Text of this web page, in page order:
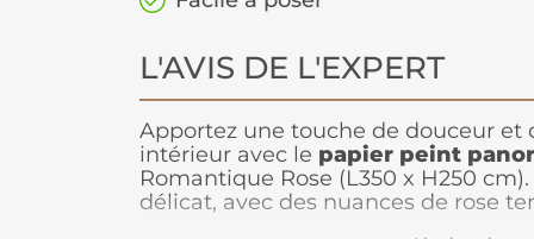
L'AVIS DE L'EXPERT
Apportez une touche de douceur et
intérieur avec le papier peint
Romantique Rose (L350 x H250
délicat, avec des nuances de rose